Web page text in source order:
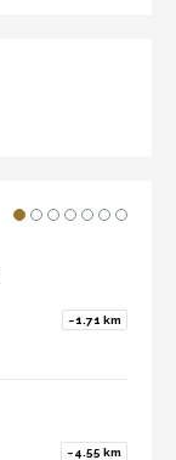
~1.71 km
~4.55 km